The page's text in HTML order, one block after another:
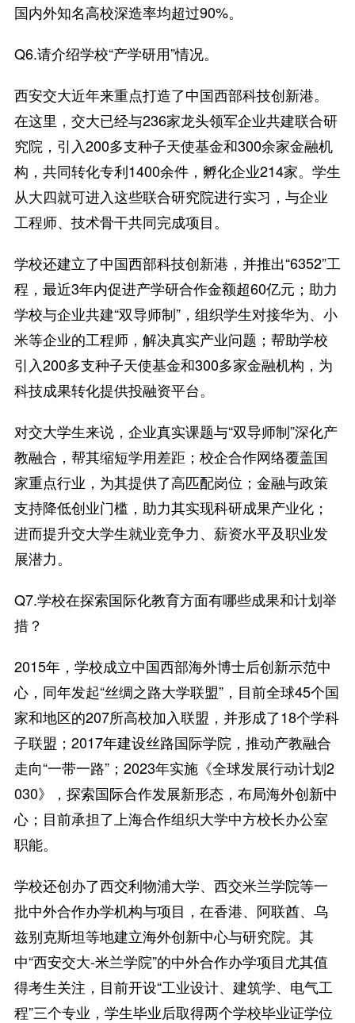
国内外知名高校深造率均超过90%。
Q6.请介绍学校“产学研用”情况。
西安交大近年来重点打造了中国西部科技创新港。
在这里，交大已经与236家龙头领军企业共建联合研
究院，引入200多支种子天使基金和300余家金融机
构，共同转化专利1400余件，孵化企业214家。学生
从大四就可进入这些联合研究院进行实习，与企业
工程师、技术骨干共同完成项目。
学校还建立了中国西部科技创新港，并推出“6352”工
程，最近3年内促进产学研合作金额超60亿元；助力
学校与企业共建“双导师制”，组织学生对接华为、小
米等企业的工程师，解决真实产业问题；帮助学校
引入200多支种子天使基金和300多家金融机构，为
科技成果转化提供投融资平台。
对交大学生来说，企业真实课题与“双导师制”深化产
教融合，帮其缩短学用差距；校企合作网络覆盖国
家重点行业，为其提供了高匹配岗位；金融与政策
支持降低创业门槛，助力其实现科研成果产业化；
进而提升交大学生就业竞争力、薪资水平及职业发
展潜力。
Q7.学校在探索国际化教育方面有哪些成果和计划举
措？
2015年，学校成立中国西部海外博士后创新示范中
心，同年发起“丝绸之路大学联盟”，目前全球45个国
家和地区的207所高校加入联盟，并形成了18个学科
子联盟；2017年建设丝路国际学院，推动产教融合
走向“一带一路”；2023年实施《全球发展行动计划2
030》，探索国际合作发展新形态，布局海外创新中
心；目前承担了上海合作组织大学中方校长办公室
职能。
学校还创办了西交利物浦大学、西交米兰学院等一
批中外合作办学机构与项目，在香港、阿联酋、乌
兹别克斯坦等地建立海外创新中心与研究院。其
中“西安交大-米兰学院”的中外合作办学项目尤其值
得考生关注，目前开设“工业设计、建筑学、电气工
程”三个专业，学生毕业后取得两个学校毕业证学位